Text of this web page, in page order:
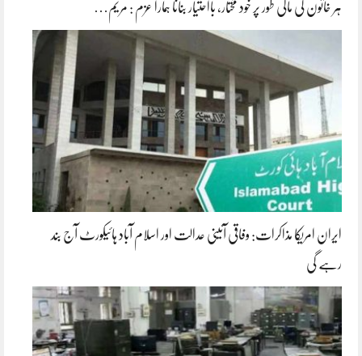
ہر خاتون کی مالی طور پر خود مختار، بااحتیار بنانا ہمارا عزم : مریم…
ایران امریکا مذاکرات: وفاقی آئینی عدالت اور اسلام آباد ہائیکورٹ آج بند
رہے گی